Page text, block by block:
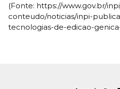
(Fonte: https://www.gov.br/
conteudo/noticias/inpi-
tecnologias-de-edicao-